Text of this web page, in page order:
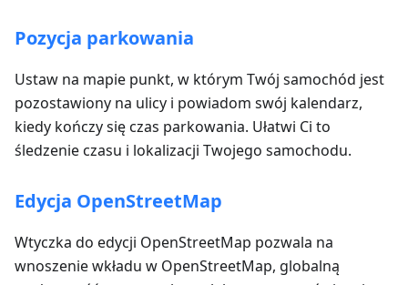
Pozycja parkowania
Ustaw na mapie punkt, w którym Twój samochód jest
pozostawiony na ulicy i powiadom swój kalendarz,
kiedy kończy się czas parkowania. Ułatwi Ci to
śledzenie czasu i lokalizacji Twojego samochodu.
Edycja OpenStreetMap
Wtyczka do edycji OpenStreetMap pozwala na
wnoszenie wkładu w OpenStreetMap, globalną